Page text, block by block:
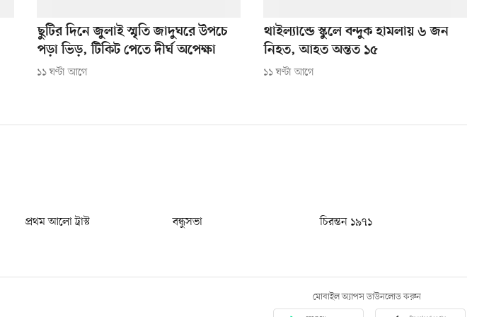
ছুটির দিনে জুলাই স্মৃতি জাদুঘরে উপচে
পড়া ভিড়, টিকিট পেতে দীর্ঘ অপেক্ষা
১১ ঘণ্টা আগে
থাইল্যান্ডে স্কুলে বন্দুক হামলায় ৬ জন
নিহত, আহত অন্তত ১৫
১১ ঘণ্টা আগে
প্রথম আলো ট্রাস্ট বন্ধুসভা
চিরন্তন ১৯৭১
মোবাইল অ্যাপস ডাউনলোড করুন